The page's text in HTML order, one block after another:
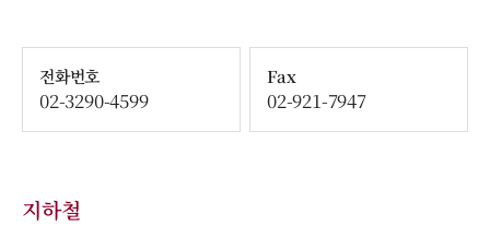
전화번호
02-3290-4599
Fax
02-921-7947
지하철